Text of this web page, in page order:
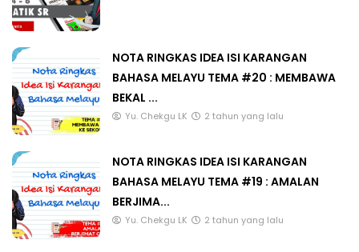
NOTA RINGKAS IDEA ISI KARANGAN
BAHASA MELAYU TEMA #20 : MEMBAWA
BEKAL ...
Yu. Chekgu LK 2 tahun yang lalu
NOTA RINGKAS IDEA ISI KARANGAN
BAHASA MELAYU TEMA #19 : AMALAN
BERJIMA...
Yu. Chekgu LK 2 tahun yang lalu